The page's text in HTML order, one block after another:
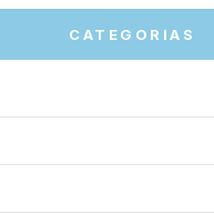
CATEGORIAS